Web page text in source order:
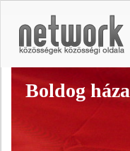
Boldog